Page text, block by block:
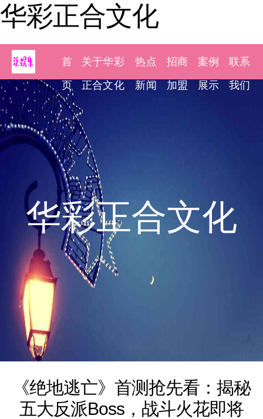
华彩正合文化
首
页
关于华彩
正合文化
热点
新闻
招商
加盟
案例
展示
联系
我们
华彩正合文化
《绝地逃亡》首测抢先看：揭秘
五大反派Boss，战斗火花即将